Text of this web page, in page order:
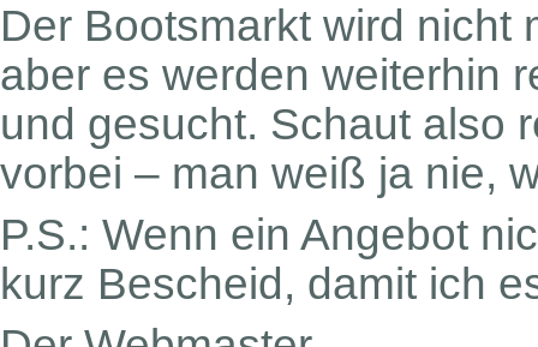
Der Bootsmarkt wird nicht
aber es werden weiterhin
und gesucht. Schaut also
vorbei – man weiß ja nie,
P.S.: Wenn ein Angebot
kurz Bescheid, damit ich